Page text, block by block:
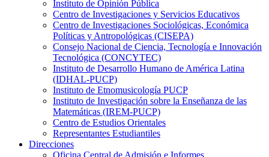
Instituto de Opinión Pública
Centro de Investigaciones y Servicios Educativos
Centro de Investigaciones Sociológicas, Económica
Políticas y Antropológicas (CISEPA)
Consejo Nacional de Ciencia, Tecnología e Innovación
Tecnológica (CONCYTEC)
Instituto de Desarrollo Humano de América Latina
(IDHAL-PUCP)
Instituto de Etnomusicología PUCP
Instituto de Investigación sobre la Enseñanza de las
Matemáticas (IREM-PUCP)
Centro de Estudios Orientales
Representantes Estudiantiles
Direcciones
Oficina Central de Admisión e Informes